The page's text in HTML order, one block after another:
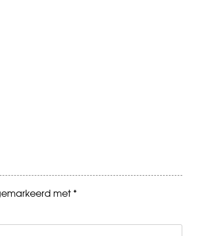
met*